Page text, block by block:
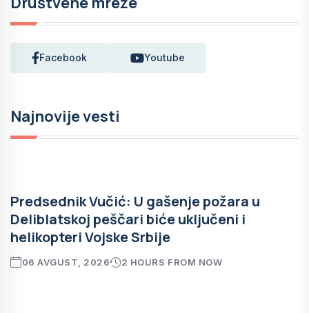
Facebook Youtube
Najnovije vesti
Predsednik Vučić: U gašenje požara u
Deliblatskoj peščari biće uključeni i
helikopteri Vojske Srbije
06 AVGUST, 2026 2 HOURS FROM NOW